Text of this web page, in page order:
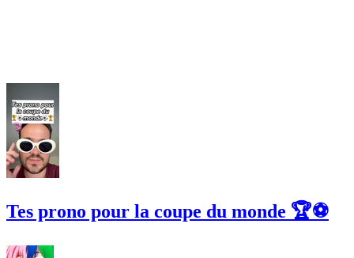
Tes prono pour la coupe du monde 🏆⚽️